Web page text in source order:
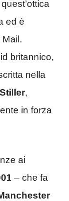
ed è
britannico,
nella
,
in forza
ai
– che fa